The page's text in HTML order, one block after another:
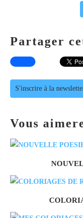
Partager
S'inscrire à la
Vous